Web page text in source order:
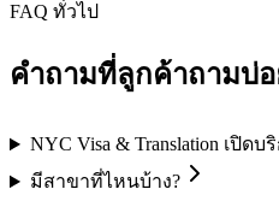
FAQ ทั่วไป
คำถามที่ลูกค้าถามบ่
NYC Visa & Translation เปิด
มีสาขาที่ไหนบ้าง?